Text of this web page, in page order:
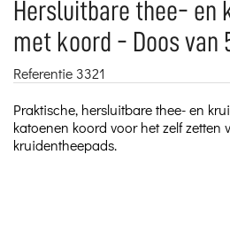
Hersluitbare thee- en
met koord - Doos van
Referentie 3321
Praktische, hersluitbare thee- en
katoenen koord voor het zelf zetten
kruidentheepads.